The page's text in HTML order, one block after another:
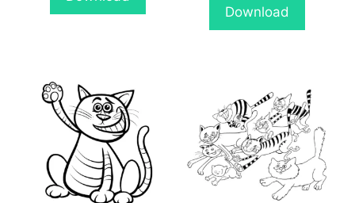
Download